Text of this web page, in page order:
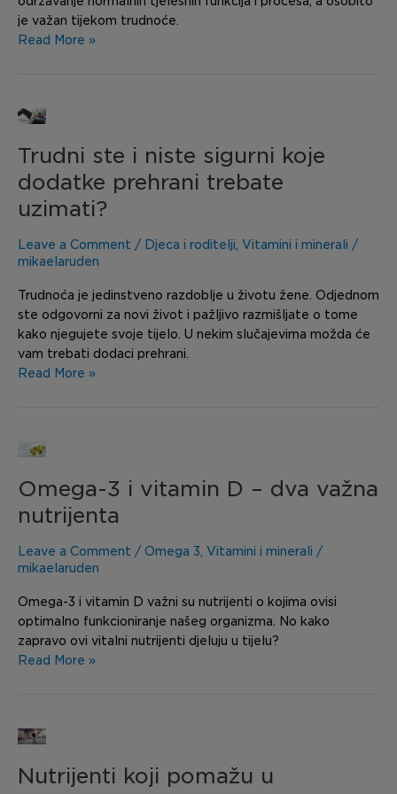
je važan tijekom trudnoće.
Read More »
Trudni ste i niste sigurni koje
dodatke prehrani trebate
uzimati?
Leave a Comment / Djeca i roditelji, Vitamini i minerali /
mikaelaruden
Trudnoća je jedinstveno razdoblje u životu žene. Odjednom
ste odgovorni za novi život i pažljivo razmišljate o tome
kako njegujete svoje tijelo. U nekim slučajevima možda će
vam trebati dodaci prehrani.
Trudni
i
niste
sigurni
koje
prehrani
trebate
uzimati?
Read More »
Omega-3 i vitamin D – dva važna
nutrijenta
Leave a Comment / Omega 3, Vitamini i minerali /
mikaelaruden
Omega-3 i vitamin D važni su nutrijenti o kojima ovisi
optimalno funkcioniranje našeg organizma. No kako
zapravo ovi vitalni nutrijenti djeluju u tijelu?
Omega-
vitamin
D
–
dva
nutrijenta
Read More »
Nutrijenti koji pomažu u
Nutrijenti
pomažu